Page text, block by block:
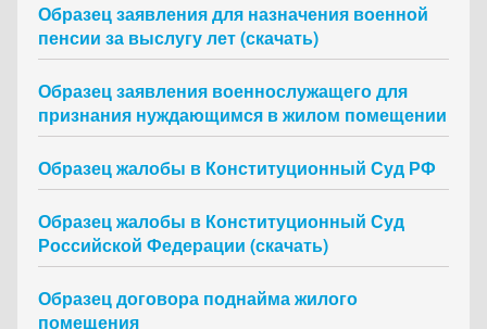
Образец заявления для назначения военной
пенсии за выслугу лет (скачать)
Образец заявления военнослужащего для
признания нуждающимся в жилом помещении
Образец жалобы в Конституционный Суд РФ
Образец жалобы в Конституционный Суд
Российской Федерации (скачать)
Образец договора поднайма жилого
помещения